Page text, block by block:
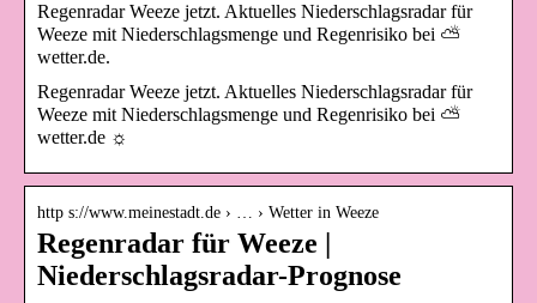
Regenradar Weeze jetzt. Aktuelles Niederschlagsradar für
Weeze mit Niederschlagsmenge und Regenrisiko bei ⛅
wetter.de.
Regenradar Weeze jetzt. Aktuelles Niederschlagsradar für
Weeze mit Niederschlagsmenge und Regenrisiko bei ⛅
wetter.de ☼
http s://www.meinestadt.de › … › Wetter in Weeze
Regenradar für Weeze |
Niederschlagsradar-Prognose